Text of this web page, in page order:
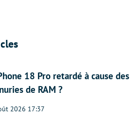
18 Pro retardé à cause des
de RAM ?
2026 17:37